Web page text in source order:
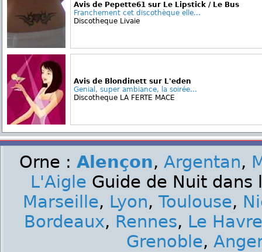
Avis de Pepette61 sur Le Lipstick / Le Bus
Franchement cet discothèque elle...
Discotheque Livaie
Avis de Blondinett sur L'eden
Genial, super ambiance, la soirée...
Discotheque LA FERTE MACE
Orne : Alençon, Argentan,
L'Aigle Guide de Nuit
Marseille, Lyon, Toulouse,
Bordeaux, Rennes, Le Havre
Grenoble,